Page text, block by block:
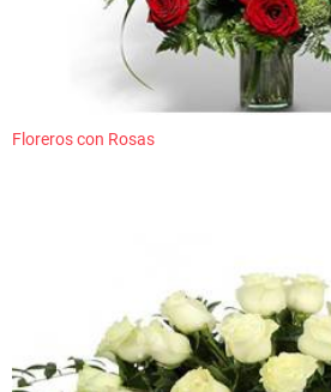
Floreros con Rosas